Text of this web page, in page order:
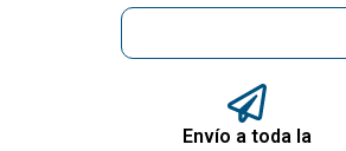
Envío a toda la